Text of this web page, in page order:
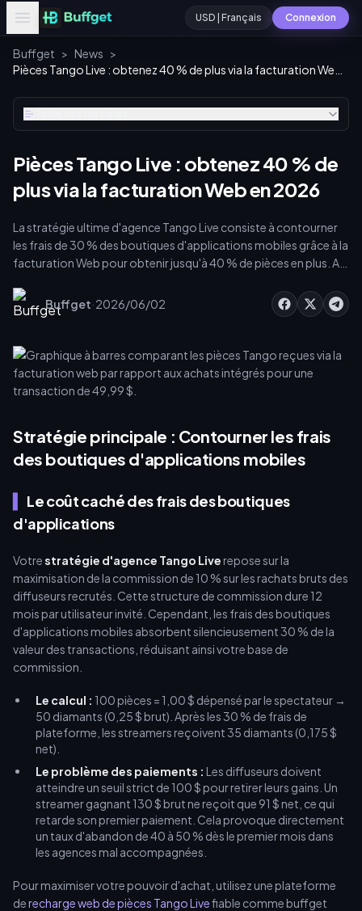
USD | Français Connexion
Buffget > News >
Pièces Tango Live : obtenez 40 % de
plus via la facturation Web en 2026
La stratégie ultime d'agence Tango Live consiste à contourner
les frais de 30 % des boutiques d'applications mobiles grâce à la
facturation Web pour obtenir jusqu'à 40 % de pièces en plus. Au
100 pièces, contre 6 500 via l'application. Ce guide détaille
comment tirer parti de ces économies pour financer des
recrutement et maximiser votre commission de 10 % sur les
rachats bruts sur un cycle de vie de 12 mois.
Buffget·2026/06/02
Stratégie principale : Contourner les frais
des boutiques d'applications mobiles
Le coût caché des frais des boutiques
d'applications
Votrestratégie d'agence Tango Liverepose sur la
maximisation de la commission de 10 % sur les rachats bruts des
diffuseurs recrutés. Cette structure de commission dure 12
mois par utilisateur invité. Cependant, les frais des boutiques
d'applications mobiles absorbent silencieusement 30 % de la
valeur des transactions, réduisant ainsi votre base de
commission.
Le calcul : 100 pièces = 1,00 $ dépensé par le spectateur →
50 diamants (0,25 $ brut). Après les 30 % de frais de
plateforme, les streamers reçoivent 35 diamants (0,175 $
net).
Le problème des paiements : Les diffuseurs doivent
atteindre un seuil strict de 100 $ pour retirer leurs gains. Un
streamer gagnant 130 $ brut ne reçoit que 91 $ net, ce qui
retarde son premier paiement. Cela provoque directement
un taux d'abandon de 40 à 50 % dès le premier mois dans
les agences mal accompagnées.
Pour maximiser votre pouvoir d'achat, utilisez une plateforme
derecharge web de pièces Tango Livefiable comme buffget